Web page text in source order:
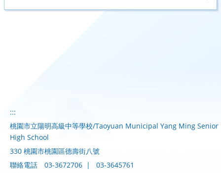
:::
桃園市立陽明高級中等學校/Taoyuan Municipal Yang Ming Senior
High School
330 桃園市桃園區德壽街八號
聯絡電話
03-3672706 |
03-3645761